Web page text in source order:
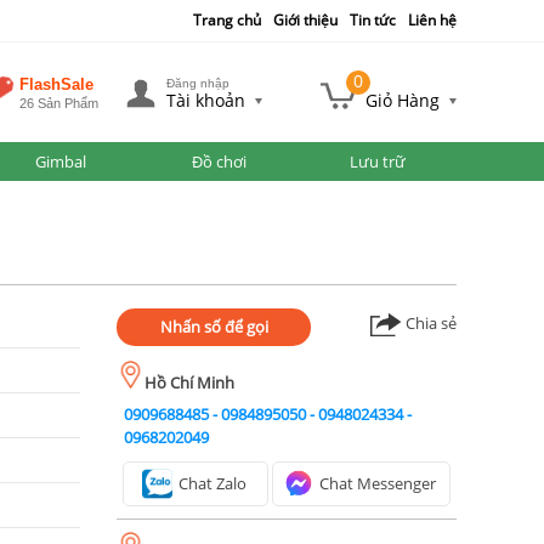
Trang chủ Giới thiệu Tin tức Liên hệ
FlashSale
26 Sản Phẩm
Đăng nhập
Tài khoản
0
Giỏ Hàng
Gimbal Đồ chơi Lưu trữ
Nhấn số để gọi Chia sẻ
Hồ Chí Minh
0909688485-0984895050-0948024334-
0968202049
Chat Zalo Chat Messenger